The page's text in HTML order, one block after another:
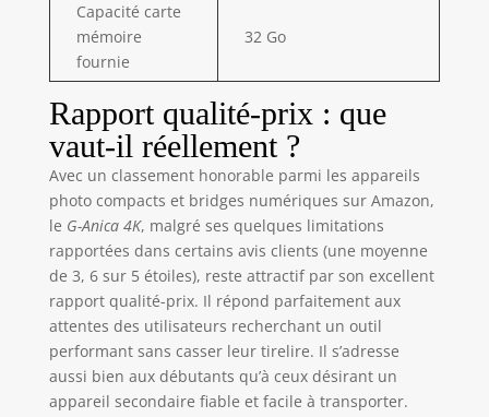
Capacité carte
mémoire
fournie
32 Go
Rapport qualité-prix : que
vaut-il réellement ?
Avec un classement honorable parmi les appareils
photo compacts et bridges numériques sur Amazon,
le G-Anica 4K, malgré ses quelques limitations
rapportées dans certains avis clients (une moyenne
de 3, 6 sur 5 étoiles), reste attractif par son excellent
rapport qualité-prix. Il répond parfaitement aux
attentes des utilisateurs recherchant un outil
performant sans casser leur tirelire. Il s’adresse
aussi bien aux débutants qu’à ceux désirant un
appareil secondaire fiable et facile à transporter.